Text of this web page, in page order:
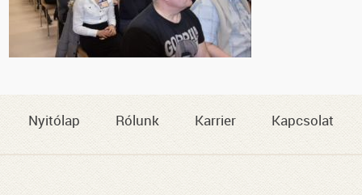
Nyitólap Rólunk Karrier Kapcsolat